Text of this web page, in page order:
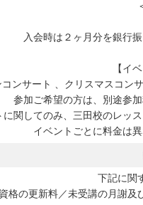
入会時は２ヶ月分を銀行
【イ
ンサート 、クリスマスコン
参加ご希望の方は、別途参
関してのみ、三田校のレッ
イベントごとに料金は
下記に関
格の更新料／未受講の月謝